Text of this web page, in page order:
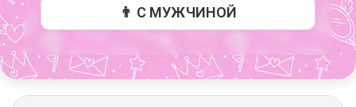
👨 С МУЖЧИНОЙ